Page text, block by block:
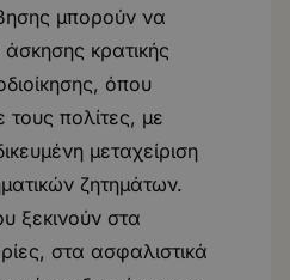
μπορούν να
κρατικής
όπου
τους πολίτες, με
μεταχείριση
ζητημάτων.
ξεκινούν στα
στα ασφαλιστικά